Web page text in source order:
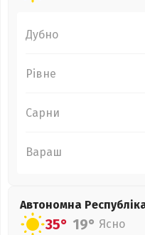
Дубно
Рівне
Сарни
Вараш
Автономна
35° 19° Ясно